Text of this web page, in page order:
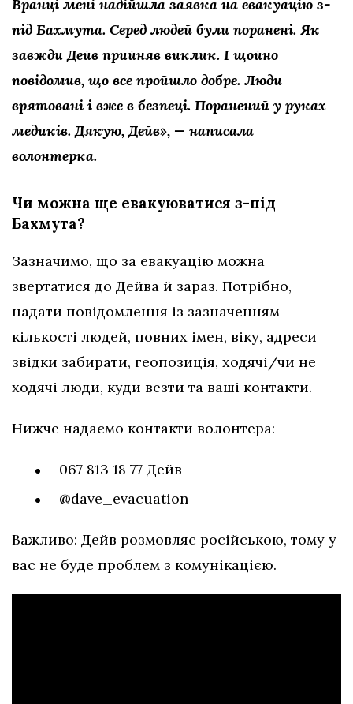
Вранці мені надійшла заявка на евакуацію з-
під Бахмута. Серед людей були поранені. Як
завжди Дейв прийняв виклик. І щойно
повідомив, що все пройшло добре. Люди
врятовані і вже в безпеці. Поранений у руках
медиків. Дякую, Дейв», — написала
волонтерка.
Чи можна ще евакуюватися з-під
Бахмута?
Зазначимо, що за евакуацію можна
звертатися до Дейва й зараз. Потрібно,
надати повідомлення із зазначенням
кількості людей, повних імен, віку, адреси
звідки забирати, геопозиція, ходячі/чи не
ходячі люди, куди везти та ваші контакти.
Нижче надаємо контакти волонтера:
067 813 18 77 Дейв
@dave_evacuation
Важливо: Дейв розмовляє російською, тому у
вас не буде проблем з комунікацією.